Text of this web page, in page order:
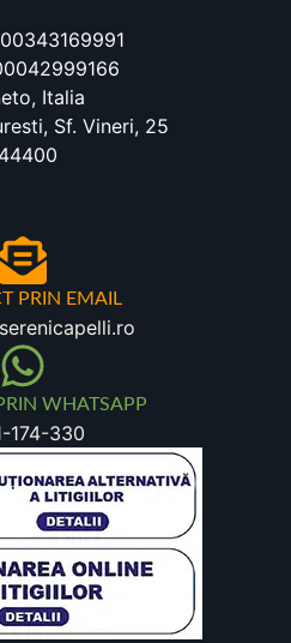
Italia
Sf. Vineri, 25
PRIN EMAIL
WHATSAPP
174-330